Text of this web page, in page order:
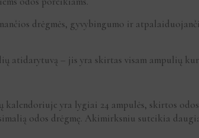
drėgmės, gyvybingumo ir
atidarytuvą – jis yra skirtas visam ampulių
kalendoriuje yra lygiai 24 ampulės, skirtos
odos drėgmę. Akimirksniu suteikia